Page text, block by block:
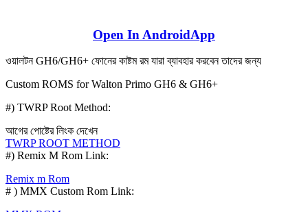
Open In AndroidApp
ওয়ালটন GH6/GH6+ ফোনের কাষ্টম রম যারা ব্যাবহার করবেন তাদের জন্য
Custom ROMS for Walton Primo GH6 & GH6+
#) TWRP Root Method:
আগের পোষ্টের লিংক দেখেন
TWRP ROOT METHOD
#) Remix M Rom Link:
Remix m Rom
# ) MMX Custom Rom Link: